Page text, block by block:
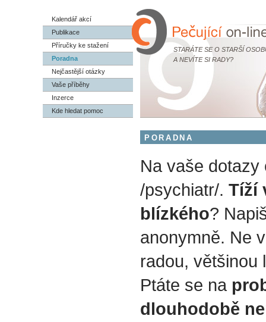
STARÁTE SE O STARŠÍ
A NEVÍTE SI RADY?
Kalendář akcí
Publikace
Příručky ke stažení
Poradna
Nejčastější otázky
Vaše příběhy
Inzerce
Kde hledat pomoc
PORADNA
Na vaše dotazy
/psychiatr/. Tíží
blízkého?
anonymně. Ne
radou, většinou
Ptáte se na
dlouhodobě